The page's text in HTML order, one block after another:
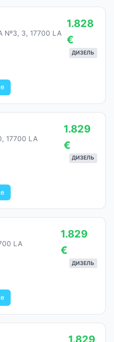
Nº3, 3, 17700 LA
1.828
€
ДИЗЕЛЬ
17700 LA
1.829
€
ДИЗЕЛЬ
LA
1.829
€
ДИЗЕЛЬ
1.829